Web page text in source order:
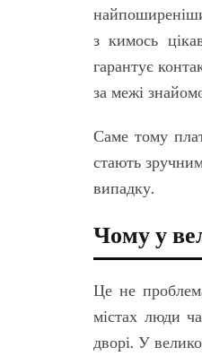
з кимось
гарантує
за межі
Саме тому
стають
випадку.
Чому у
Це не
містах люди
дворі. У